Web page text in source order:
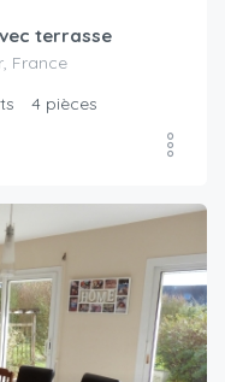
terrasse
France
4 pièces